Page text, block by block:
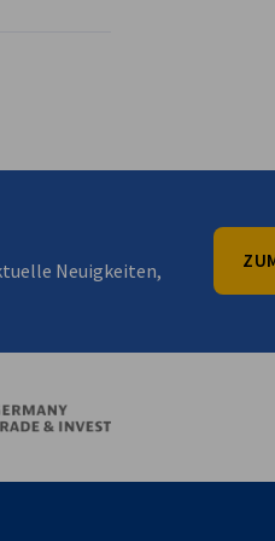
Neuigkeiten,